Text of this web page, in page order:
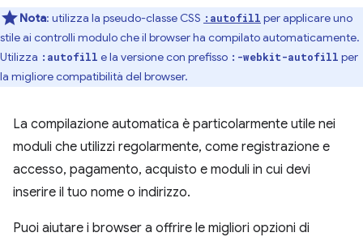
Nota: utilizza la pseudo-classe CSS :autofill per applicare uno
stile ai controlli modulo che il browser ha compilato automaticamente.
Utilizza :autofill e la versione con prefisso :-webkit-autofill per
la migliore compatibilità del browser.
La compilazione automatica è particolarmente utile nei
moduli che utilizzi regolarmente, come registrazione e
accesso, pagamento, acquisto e moduli in cui devi
inserire il tuo nome o indirizzo.
Puoi aiutare i browser a offrire le migliori opzioni di